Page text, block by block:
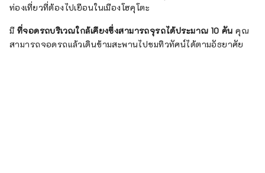
ท่องเที่ยวที่ต้องไปเยือนในเมืองโฮคุโตะ
มี ที่จอดรถบริเวณใกล้เคียงซึ่งสามารถจุรถได้ประมาณ 10 คัน คุณ
สามารถจอดรถแล้วเดินข้ามสะพานไปชมทิวทัศน์ได้ตามอัธยาศัย